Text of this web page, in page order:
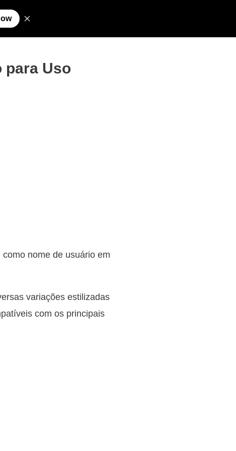
para Nick
para Uso
nome de usuário em
variações estilizadas
com os principais